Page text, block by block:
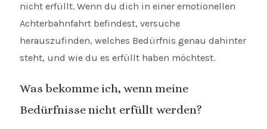
nicht erfüllt. Wenn du dich in einer emotionellen
Achterbahnfahrt befindest, versuche
herauszufinden, welches Bedürfnis genau dahinter
steht, und wie du es erfüllt haben möchtest.
Was bekomme ich, wenn meine
Bedürfnisse nicht erfüllt werden?